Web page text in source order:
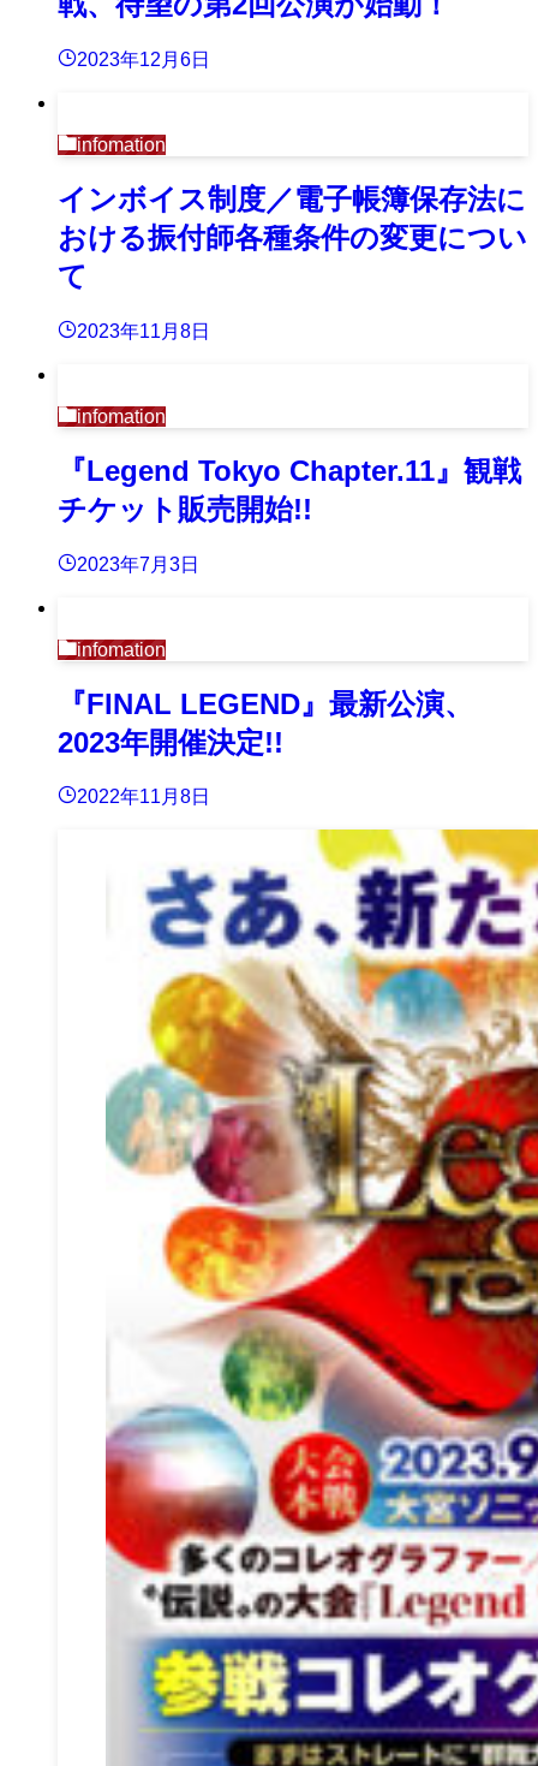
2023年12月6日
infomation
インボイス制度／電子帳簿保存法に
おける振付師各種条件の変更につい
て
2023年11月8日
infomation
『Legend Tokyo Chapter.11』観戦
チケット販売開始!!
2023年7月3日
infomation
『FINAL LEGEND』最新公演、
2023年開催決定!!
2022年11月8日